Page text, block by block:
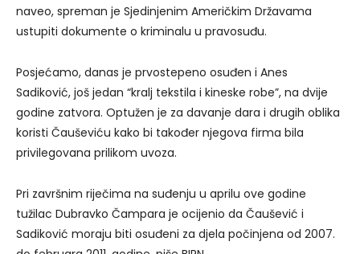
naveo, spreman je Sjedinjenim Američkim Državama
ustupiti dokumente o kriminalu u pravosuđu.
Posjećamo, danas je prvostepeno osuđen i Anes
Sadiković, još jedan “kralj tekstila i kineske robe”, na dvije
godine zatvora. Optužen je za davanje dara i drugih oblika
koristi Čauševiću kako bi također njegova firma bila
privilegovana prilikom uvoza.
Pri završnim riječima na suđenju u aprilu ove godine
tužilac Dubravko Čampara je ocijenio da Čaušević i
Sadiković moraju biti osuđeni za djela počinjena od 2007.